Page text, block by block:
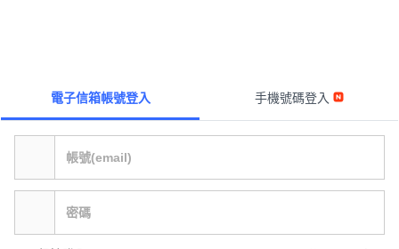
電子信箱帳號登入 手機號碼登入